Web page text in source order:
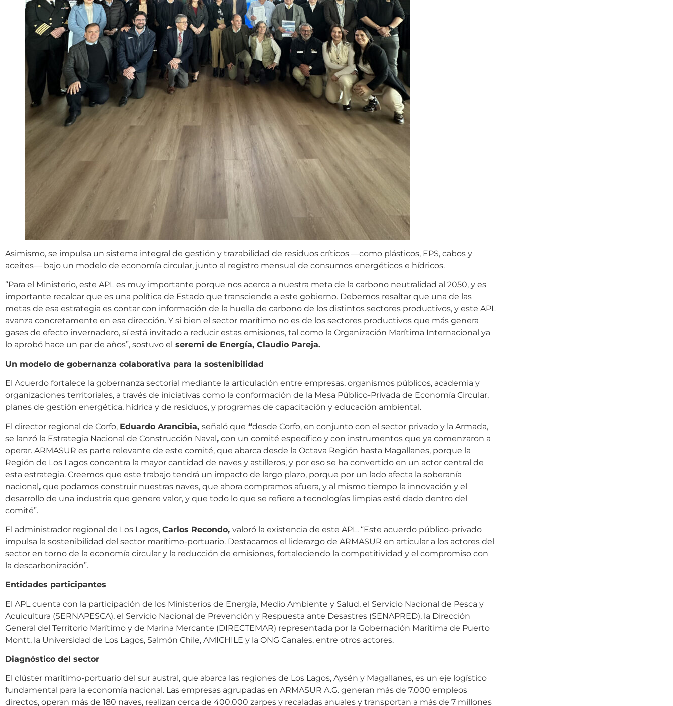
Asimismo, se impulsa un sistema integral de gestión y trazabilidad de residuos críticos —como plásticos, EPS, cabos y
aceites— bajo un modelo de economía circular, junto al registro mensual de consumos energéticos e hídricos.
“Para el Ministerio, este APL es muy importante porque nos acerca a nuestra meta de la carbono neutralidad al 2050, y es
importante recalcar que es una política de Estado que transciende a este gobierno. Debemos resaltar que una de las
metas de esa estrategia es contar con información de la huella de carbono de los distintos sectores productivos, y este APL
avanza concretamente en esa dirección. Y si bien el sector marítimo no es de los sectores productivos que más genera
gases de efecto invernadero, sí está invitado a reducir estas emisiones, tal como la Organización Marítima Internacional ya
lo aprobó hace un par de años”, sostuvo el seremi de Energía, Claudio Pareja.
Un modelo de gobernanza colaborativa para la sostenibilidad
El Acuerdo fortalece la gobernanza sectorial mediante la articulación entre empresas, organismos públicos, academia y
organizaciones territoriales, a través de iniciativas como la conformación de la Mesa Público-Privada de Economía Circular,
planes de gestión energética, hídrica y de residuos, y programas de capacitación y educación ambiental.
El director regional de Corfo, Eduardo Arancibia, señaló que “desde Corfo, en conjunto con el sector privado y la Armada,
se lanzó la Estrategia Nacional de Construcción Naval, con un comité específico y con instrumentos que ya comenzaron a
operar. ARMASUR es parte relevante de este comité, que abarca desde la Octava Región hasta Magallanes, porque la
Región de Los Lagos concentra la mayor cantidad de naves y astilleros, y por eso se ha convertido en un actor central de
esta estrategia. Creemos que este trabajo tendrá un impacto de largo plazo, porque por un lado afecta la soberanía
nacional, que podamos construir nuestras naves, que ahora compramos afuera, y al mismo tiempo la innovación y el
desarrollo de una industria que genere valor, y que todo lo que se refiere a tecnologías limpias esté dado dentro del
comité”.
El administrador regional de Los Lagos, Carlos Recondo, valoró la existencia de este APL. “Este acuerdo público-privado
impulsa la sostenibilidad del sector marítimo-portuario. Destacamos el liderazgo de ARMASUR en articular a los actores del
sector en torno de la economía circular y la reducción de emisiones, fortaleciendo la competitividad y el compromiso con
la descarbonización”.
Entidades participantes
El APL cuenta con la participación de los Ministerios de Energía, Medio Ambiente y Salud, el Servicio Nacional de Pesca y
Acuicultura (SERNAPESCA), el Servicio Nacional de Prevención y Respuesta ante Desastres (SENAPRED), la Dirección
General del Territorio Marítimo y de Marina Mercante (DIRECTEMAR) representada por la Gobernación Marítima de Puerto
Montt, la Universidad de Los Lagos, Salmón Chile, AMICHILE y la ONG Canales, entre otros actores.
Diagnóstico del sector
El clúster marítimo-portuario del sur austral, que abarca las regiones de Los Lagos, Aysén y Magallanes, es un eje logístico
fundamental para la economía nacional. Las empresas agrupadas en ARMASUR A.G. generan más de 7.000 empleos
directos, operan más de 180 naves, realizan cerca de 400.000 zarpes y recaladas anuales y transportan a más de 7 millones